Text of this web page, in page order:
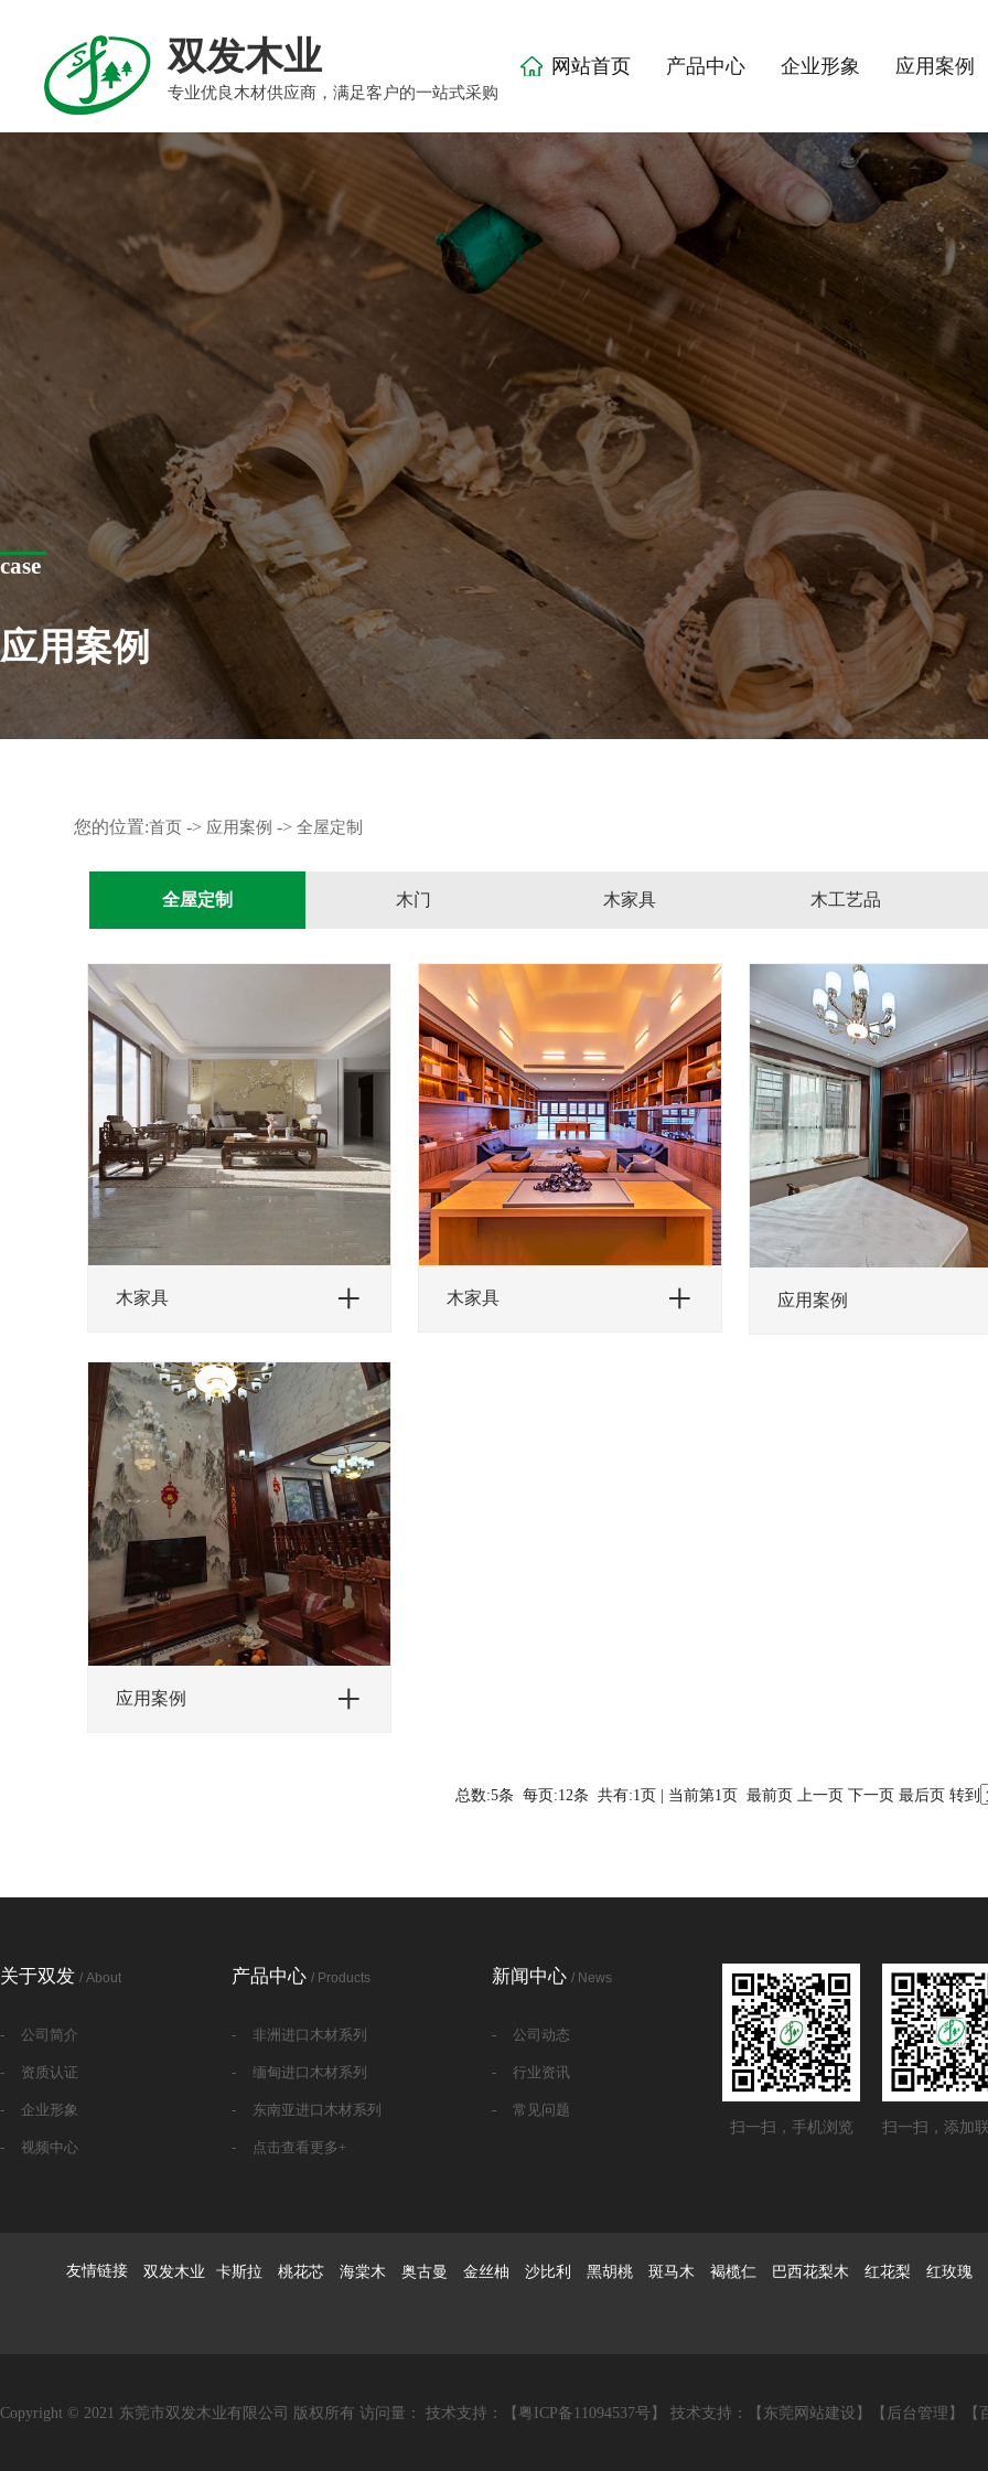
双发木业
专业优良木材供应商，满足客户的一站式采购
网站首页 产品中心 企业形象 应用案例
走进双发 联系我们
case
应用案例
您的位置:首页 -> 应用案例 ->全屋定制
全屋定制 木门 木家具 木工艺品
木家具 木家具 应用案例
应用案例
总数:5条 每页:12条 共有:1页 | 当前第1页 最前页 上一页 下一页 最后页 转到
关于双发 / About
- 公司简介
- 资质认证
- 企业形象
- 视频中心
产品中心 / Products
- 非洲进口木材系列
- 缅甸进口木材系列
- 东南亚进口木材系列
- 点击查看更多+
新闻中心 / News
- 公司动态
- 行业资讯
-
常见问题
扫一扫，手机浏览
扫一扫，添加
友情链接 双发木业 卡斯拉 桃花芯 海棠木 奥古曼 金丝柚 沙比利 黑胡桃 斑马木 褐榄仁 巴西花梨木 红花梨 红玫瑰
Copyright © 2021 东莞市双发木业有限公司 版权所有 访问量： 技术支持：【 粤ICP备11094537号 】 技术支持： 【东莞网站建设】 【 后台管理 】【